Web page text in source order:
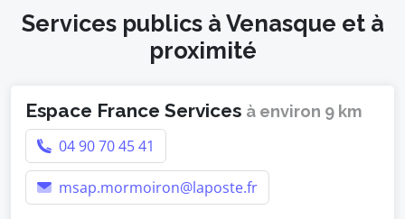
Services publics à Venasque et à
proximité
Espace France Services à environ 9 km
04 90 70 45 41
msap.mormoiron@laposte.fr